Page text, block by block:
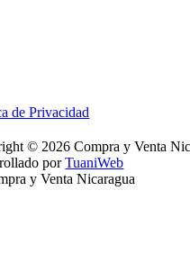
de Privacidad
© 2026 Compra y Venta
porTuaniWeb